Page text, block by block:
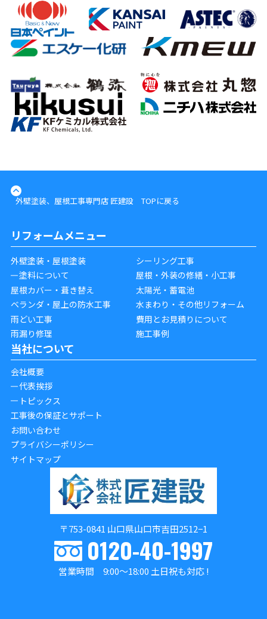
外壁塗装、屋根工事専門店 匠建設 TOPに戻る
リフォームメニュー
外壁塗装・屋根塗装
塗料について
屋根カバー・葺き替え
ベランダ・屋上の防水工事
雨どい工事
雨漏り修理
シーリング工事
屋根・外装の修繕・小工事
太陽光・蓄電池
水まわり・その他リフォーム
費用とお見積りについて
施工事例
当社について
会社概要
代表挨拶
トピックス
工事後の保証とサポート
お問い合わせ
プライバシーポリシー
サイトマップ
〒753-0841 山口県山口市吉田2512−1
0120-40-1997
営業時間 9:00～18:00 土日祝も対応 !